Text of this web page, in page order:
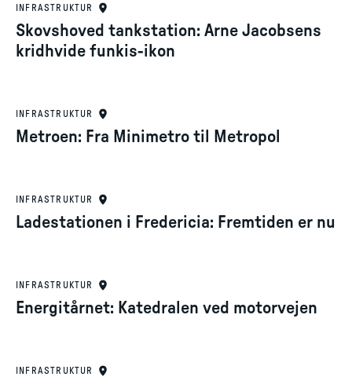
INFRASTRUKTUR
Skovshoved tankstation: Arne Jacobsens
kridhvide funkis-ikon
INFRASTRUKTUR
Metroen: Fra Minimetro til Metropol
INFRASTRUKTUR
Ladestationen i Fredericia: Fremtiden er nu
INFRASTRUKTUR
Energitårnet: Katedralen ved motorvejen
INFRASTRUKTUR